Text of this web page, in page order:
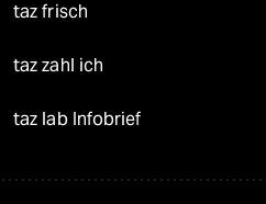
taz frisch
taz zahl ich
taz lab Infobrief